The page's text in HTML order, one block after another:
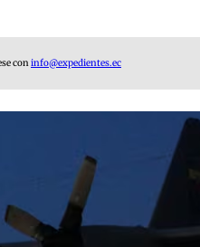
coninfo@expedientes.ec